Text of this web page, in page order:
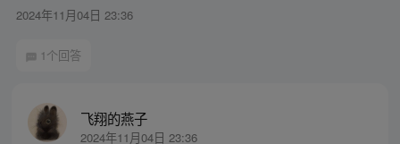
2024年11月04日 23:36
1个回答
飞翔的燕子
2024年11月04日 23:36